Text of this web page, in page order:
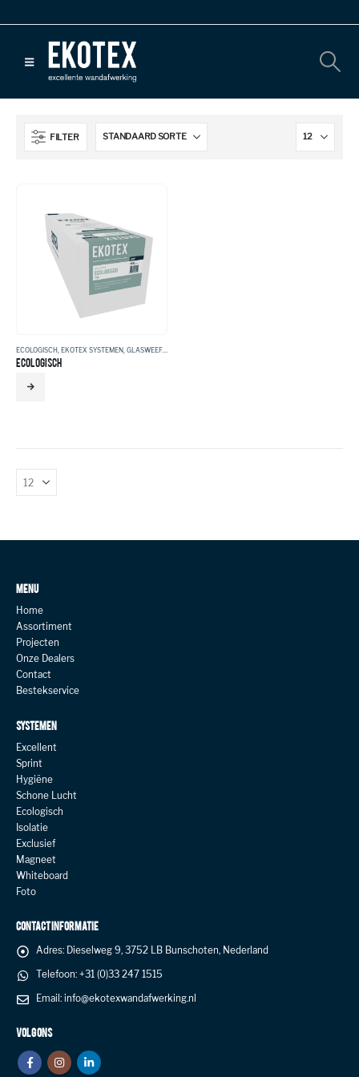
FILTER
ECOLOGISCH EKOTEX SYSTEMEN GLASWEEFSEL
ECOLOGISCH
MENU
Home
Assortiment
Projecten
Onze Dealers
Contact
Bestekservice
SYSTEMEN
Excellent
Sprint
Hygiëne
Schone Lucht
Ecologisch
Isolatie
Exclusief
Magneet
Whiteboard
Foto
CONTACT INFORMATIE
Adres: Dieselweg 9, 3752 LB Bunschoten, Nederland
Telefoon: +31 (0)33 247 1515
Email: info@ekotexwandafwerking.nl
VOLG ONS